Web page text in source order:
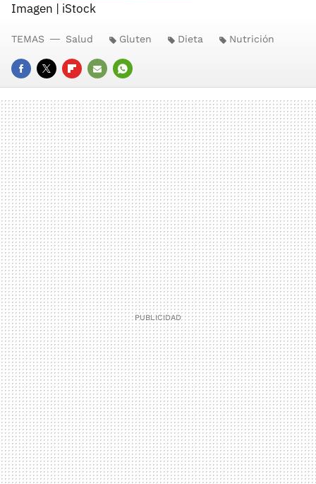
Imagen | iStock
FACEBOOK
TWITTERFLIPBOARD
E-
MAIL
WHATSAPP
TEMAS Salud Gluten Dieta Nutrición